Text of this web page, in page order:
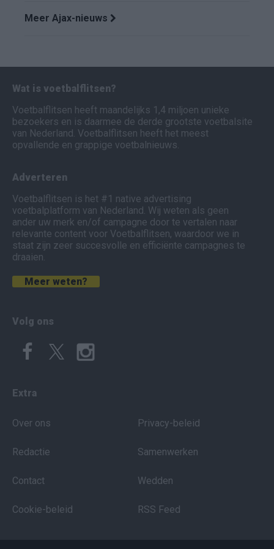
Meer Ajax-nieuws
Wat is voetbalflitsen?
Voetbalflitsen heeft maandelijks 1,4 miljoen unieke
bezoekers en is daarmee de derde grootste voetbalsite
van Nederland. Voetbalflitsen heeft het meest
opvallende en grappige voetbalnieuws.
Adverteren
Voetbalflitsen is het #1 native advertising
voetbalplatform van Nederland. Wij weten als geen
ander uw merk en/of campagne door te vertalen naar
relevante content voor Voetbalflitsen, waardoor we in
staat zijn zeer succesvolle en efficiënte campagnes te
draaien.
Meer weten?
Volg ons
Extra
Over ons
Redactie
Contact
Cookie-beleid
Privacy-beleid
Samenwerken
Wedden
RSS Feed